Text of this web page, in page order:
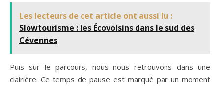
Les lecteurs de cet article ont aussi lu :
Slowtourisme : les Écovoisins dans le sud des
Cévennes
Puis sur le parcours, nous nous retrouvons dans une
clairière. Ce temps de pause est marqué par un moment